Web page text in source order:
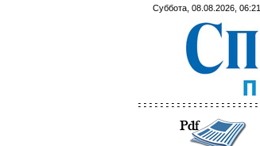
Суббота, 08.08.2026, 06:21